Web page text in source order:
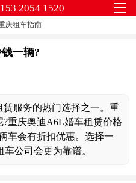
2054 1520
庆租车指南
一辆?
服务的热门选择之一。重
重庆奥迪A6L婚车租赁价格
车会有折扣优惠。选择一
公司会更为靠谱。